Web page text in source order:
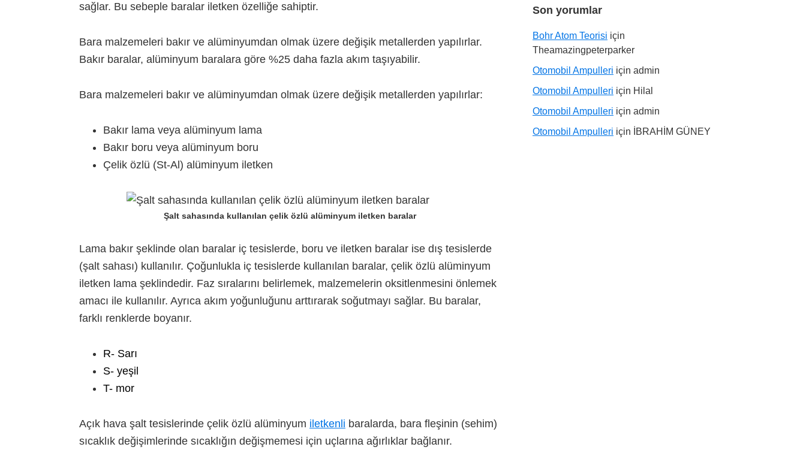
sağlar. Bu sebeple baralar iletken özelliğe sahiptir.
Bara malzemeleri bakır ve alüminyumdan olmak üzere değişik metallerden yapılırlar.
Bakır baralar, alüminyum baralara göre %25 daha fazla akım taşıyabilir.
Bara malzemeleri bakır ve alüminyumdan olmak üzere değişik metallerden yapılırlar:
Bakır lama veya alüminyum lama
Bakır boru veya alüminyum boru
Çelik özlü (St-Al) alüminyum iletken
Şalt sahasında kullanılan çelik özlü alüminyum iletken baralar
Lama bakır şeklinde olan baralar iç tesislerde, boru ve iletken baralar ise dış tesislerde
(şalt sahası) kullanılır. Çoğunlukla iç tesislerde kullanılan baralar, çelik özlü alüminyum
iletken lama şeklindedir. Faz sıralarını belirlemek, malzemelerin oksitlenmesini önlemek
amacı ile kullanılır. Ayrıca akım yoğunluğunu arttırarak soğutmayı sağlar. Bu baralar,
farklı renklerde boyanır.
R- Sarı
S- yeşil
T- mor
Açık hava şalt tesislerinde çelik özlü alüminyum iletkenli baralarda, bara fleşinin (sehim)
sıcaklık değişimlerinde sıcaklığın değişmemesi için uçlarına ağırlıklar bağlanır.
Son yorumlar
Bohr Atom Teorisi için
Theamazingpeterparker
Otomobil Ampulleri için admin
Otomobil Ampulleri için Hilal
Otomobil Ampulleri için admin
Otomobil Ampulleri için İBRAHİM GÜNEY